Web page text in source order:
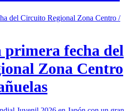
primera fecha del
Zona Centro